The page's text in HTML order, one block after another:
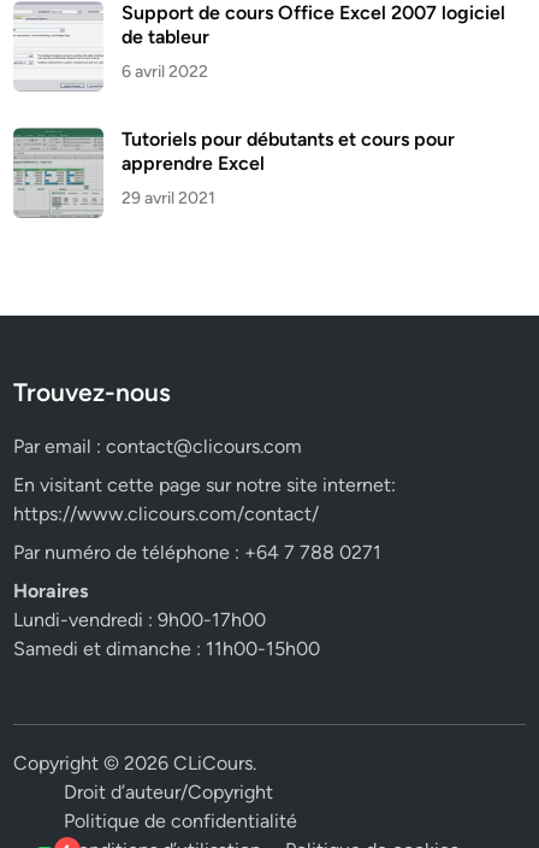
Support de cours Office Excel 2007 logiciel
de tableur
6 avril 2022
Tutoriels pour débutants et cours pour
apprendre Excel
29 avril 2021
Trouvez-nous
Par email :contact@clicours.com
En visitant cette page sur notre site internet:
https://www.clicours.com/contact/
Par numéro de téléphone : +64 7 788 0271
Horaires
Lundi-vendredi : 9h00-17h00
Samedi et dimanche : 11h00-15h00
Copyright © 2026CLiCours.
Droit d’auteur/Copyright
Politique de confidentialité